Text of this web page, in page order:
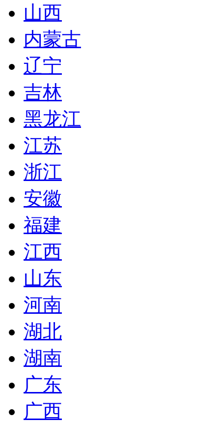
山西
内蒙古
辽宁
吉林
黑龙江
江苏
浙江
安徽
福建
江西
山东
河南
湖北
湖南
广东
广西